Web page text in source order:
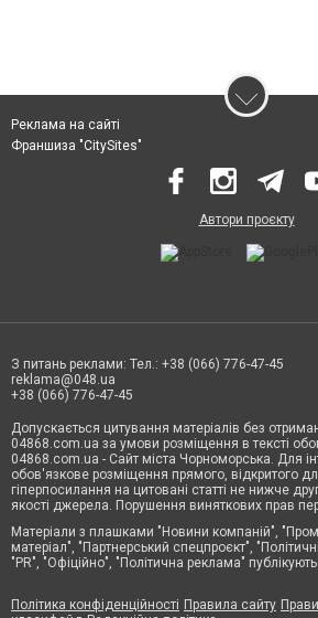
Реклама на сайті
Франшиза "CitySites"
Автори проєкту
З питань реклами: Тел.: +38 (066) 776-47-45
reklama@048.ua
+38 (066) 776-47-45
Допускається цитування матеріалів без
04868.com.ua за умови розміщення в тексті
04868.com.ua - Сайт міста Чорноморська. Для
обов'язкове розміщення прямого, відкритого
гіперпосилання на цитовані статті не нижче
якості джерела. Порушення виняткових прав
Матеріали з плашками "Новини компаній",
матеріал", "Партнерський спецпроєкт",
"PR", "Офіційно", "Політична реклама"
Політика конфіденційності Правила сайту